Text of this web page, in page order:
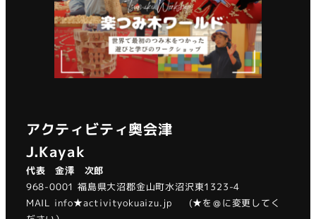
アクティビティ奥会津
J.Kayak
代表 金澤 次郎
968-0001 福島県大沼郡金山町水沼沢東1323-4
MAIL info★activityokuaizu.jp (★を＠に変更してく